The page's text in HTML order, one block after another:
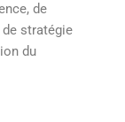
de
de stratégie
du